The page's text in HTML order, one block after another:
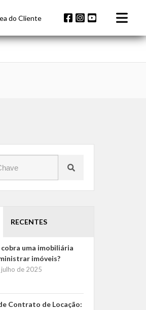
do Cliente
RECENTES
uma imobiliária
imóveis?
de 2025
Contrato de Locação: